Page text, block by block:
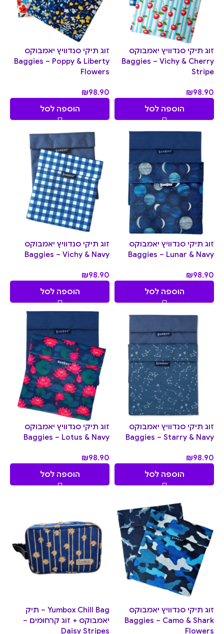
זוג תיקי סנדוויץ יאמבוקס
Baggies – Vichy & Cherry
Stripe
₪98.90
הוספה לסל
זוג תיקי סנדוויץ יאמבוקס
Baggies – Poppy & Liberty
Flowers
₪98.90
הוספה לסל
זוג תיקי סנדוויץ יאמבוקס
Baggies – Lunar & Navy
₪98.90
הוספה לסל
זוג תיקי סנדוויץ יאמבוקס
Baggies – Vichy & Navy
₪98.90
הוספה לסל
זוג תיקי סנדוויץ יאמבוקס
Baggies – Starry & Navy
₪98.90
הוספה לסל
זוג תיקי סנדוויץ יאמבוקס
Baggies – Lotus & Navy
₪98.90
הוספה לסל
זוג תיקי סנדוויץ יאמבוקס
Baggies – Camo & Shark
Flowers
Yumbox Chill Bag – תיק
יאמבוקס + זוג קרחומים –
Daisy Stripes